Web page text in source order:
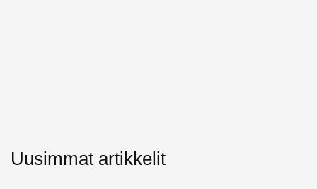
Uusimmat artikkelit